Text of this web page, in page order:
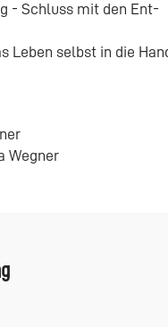
- Schluss mit den Ent-
Leben selbst in die
Wegner